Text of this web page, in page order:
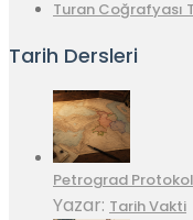
Turan Coğrafyası
Tarih Dersleri
Petrograd
Yazar: Tarih Vakti